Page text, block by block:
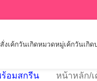
สั่งเค้กวันเกิดหมวดหมู่เค้กวันเกิด
หน้าหลัก/